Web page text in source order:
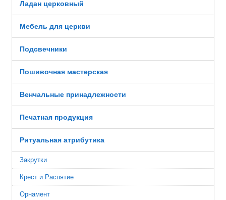
Ладан церковный
Мебель для церкви
Подсвечники
Пошивочная мастерская
Венчальные принадлежности
Печатная продукция
Ритуальная атрибутика
Закрутки
Крест и Распятие
Орнамент